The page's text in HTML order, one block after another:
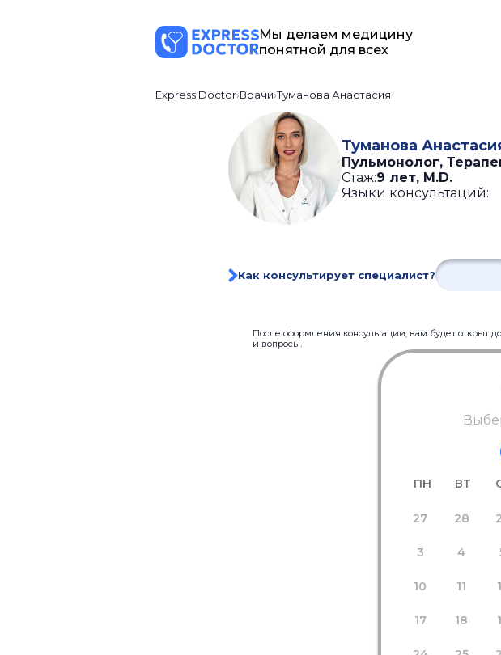
Мы делаем медицину
понятной для всех
Express Doctor Врачи Туманова Анастасия
Туманова
Пульмонолог,
Стаж:9 лет, M.D.
Языки консультаций:
Как консультирует специалист?
После оформления консультации, вам будет открыт
и вопросы.
ПН ВТ
27 28
3 4
10 11
17 18